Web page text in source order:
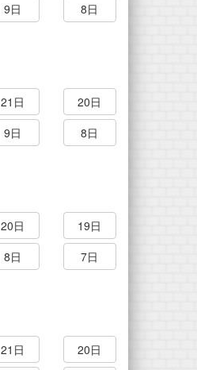
9日
8日
21日
20日
9日
8日
20日
19日
8日
7日
21日
20日